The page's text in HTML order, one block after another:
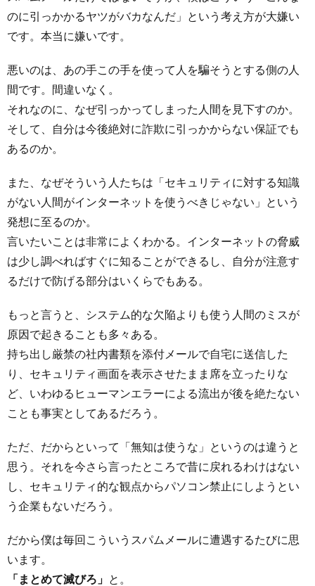
のに引っかかるヤツがバカなんだ」という考え方が大嫌い
です。本当に嫌いです。
悪いのは、あの手この手を使って人を騙そうとする側の人
間です。間違いなく。
それなのに、なぜ引っかってしまった人間を見下すのか。
そして、自分は今後絶対に詐欺に引っかからない保証でも
あるのか。
また、なぜそういう人たちは「セキュリティに対する知識
がない人間がインターネットを使うべきじゃない」という
発想に至るのか。
言いたいことは非常によくわかる。インターネットの脅威
は少し調べればすぐに知ることができるし、自分が注意す
るだけで防げる部分はいくらでもある。
もっと言うと、システム的な欠陥よりも使う人間のミスが
原因で起きることも多々ある。
持ち出し厳禁の社内書類を添付メールで自宅に送信した
り、セキュリティ画面を表示させたまま席を立ったりな
ど、いわゆるヒューマンエラーによる流出が後を絶たない
ことも事実としてあるだろう。
ただ、だからといって「無知は使うな」というのは違うと
思う。それを今さら言ったところで昔に戻れるわけはない
し、セキュリティ的な観点からパソコン禁止にしようとい
う企業もないだろう。
だから僕は毎回こういうスパムメールに遭遇するたびに思
います。
「まとめて滅びろ」 と。